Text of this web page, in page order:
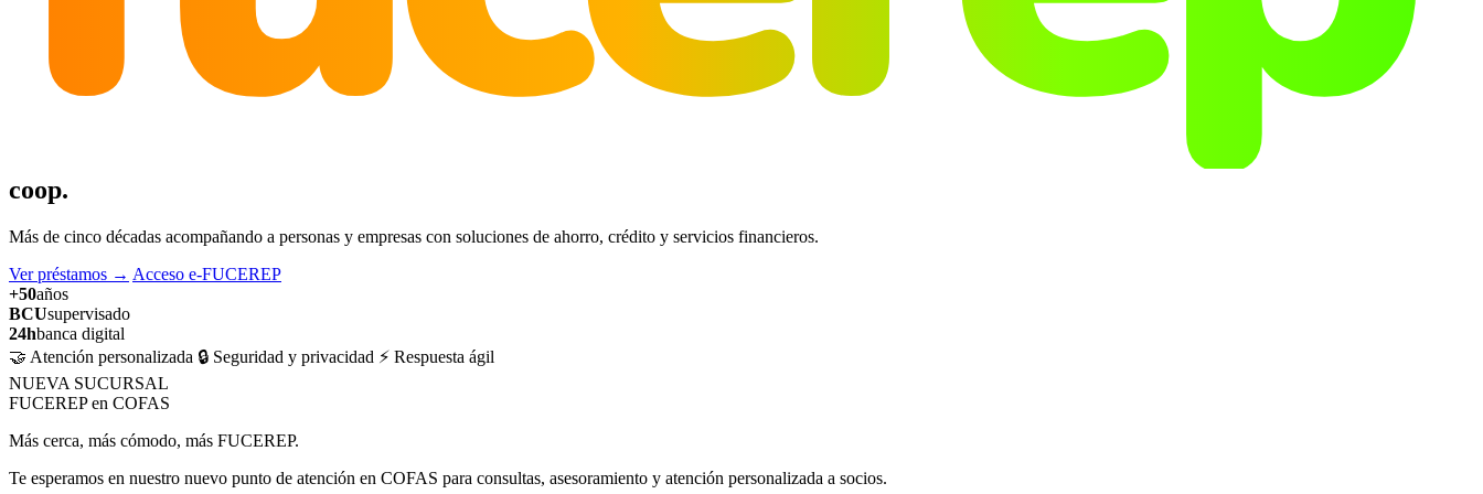
coop.
Más de cinco décadas acompañando a personas y empresas con soluciones de ahorro, crédito y servicios financieros.
Ver préstamos → Acceso e-FUCEREP
+50años
BCUsupervisado
24hbanca digital
🤝 Atención personalizada 🔒 Seguridad y privacidad ⚡ Respuesta ágil
NUEVA SUCURSAL
FUCEREP en COFAS
Más cerca, más cómodo, más FUCEREP.
Te esperamos en nuestro nuevo punto de atención en COFAS para consultas, asesoramiento y atención personalizada a socios.